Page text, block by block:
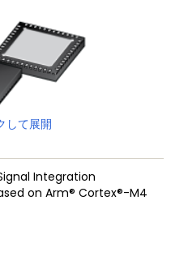
して展開
Integration
on Arm® Cortex®-M4